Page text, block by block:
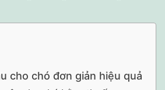
cho chó đơn giản hiệu quả